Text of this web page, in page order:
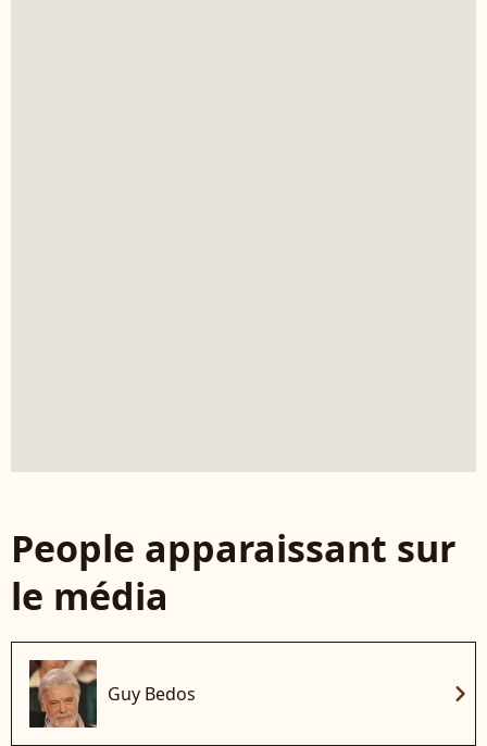
People apparaissant sur
le média
Guy Bedos chevron_right